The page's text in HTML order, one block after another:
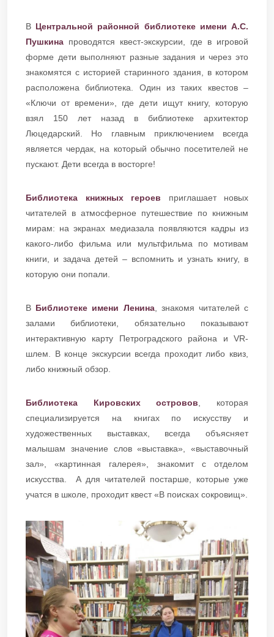
В Центральной районной библиотеке имени А.С.
Пушкина проводятся квест-экскурсии, где в игровой
форме дети выполняют разные задания и через это
знакомятся с историей старинного здания, в котором
расположена библиотека. Один из таких квестов –
«Ключи от времени», где дети ищут книгу, которую
взял 150 лет назад в библиотеке архитектор
Люцедарский. Но главным приключением всегда
является чердак, на который обычно посетителей не
пускают. Дети всегда в восторге!
Библиотека книжных героев приглашает новых
читателей в атмосферное путешествие по книжным
мирам: на экранах медиазала появляются кадры из
какого-либо фильма или мультфильма по мотивам
книги, и задача детей – вспомнить и узнать книгу, в
которую они попали.
В Библиотеке имени Ленина, знакомя читателей с
залами библиотеки, обязательно показывают
интерактивную карту Петроградского района и VR-
шлем. В конце экскурсии всегда проходит либо квиз,
либо книжный обзор.
Библиотека Кировских островов , которая
специализируется на книгах по искусству и
художественных выставках, всегда объясняет
малышам значение слов «выставка», «выставочный
зал», «картинная галерея», знакомит с отделом
искусства. А для читателей постарше, которые уже
учатся в школе, проходит квест «В поисках сокровищ».